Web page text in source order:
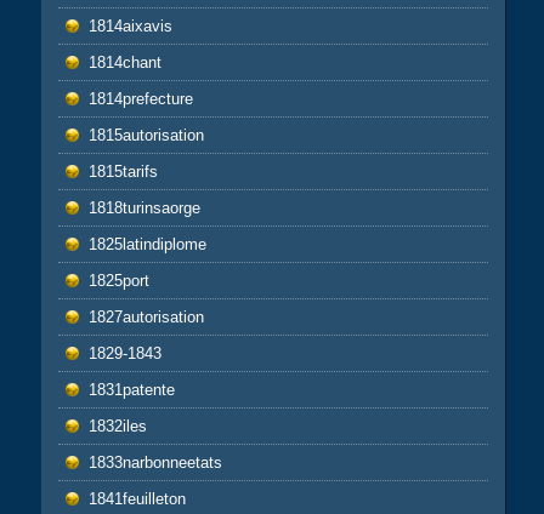
1814aixavis
1814chant
1814prefecture
1815autorisation
1815tarifs
1818turinsaorge
1825latindiplome
1825port
1827autorisation
1829-1843
1831patente
1832iles
1833narbonneetats
1841feuilleton